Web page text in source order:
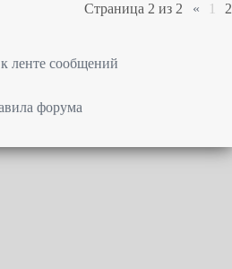
Страница 2 из 2 « 1 2
ленте сообщений
форума